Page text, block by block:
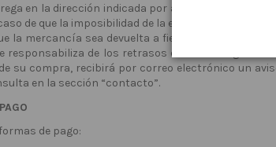
en la dirección indicada por ausencia del
de que la imposibilidad de la entrega sea
la mercancía sea devuelta a
responsabiliza de los retrasos en las entregas
su compra, recibirá por correo electrónico un
en la sección “contacto”.
de pago: